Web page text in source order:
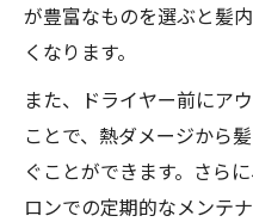
が豊富なものを選ぶと髪
くなります。
また、ドライヤー前にア
ことで、熱ダメージから
ぐことができます。さら
ロンでの定期的なメンテ